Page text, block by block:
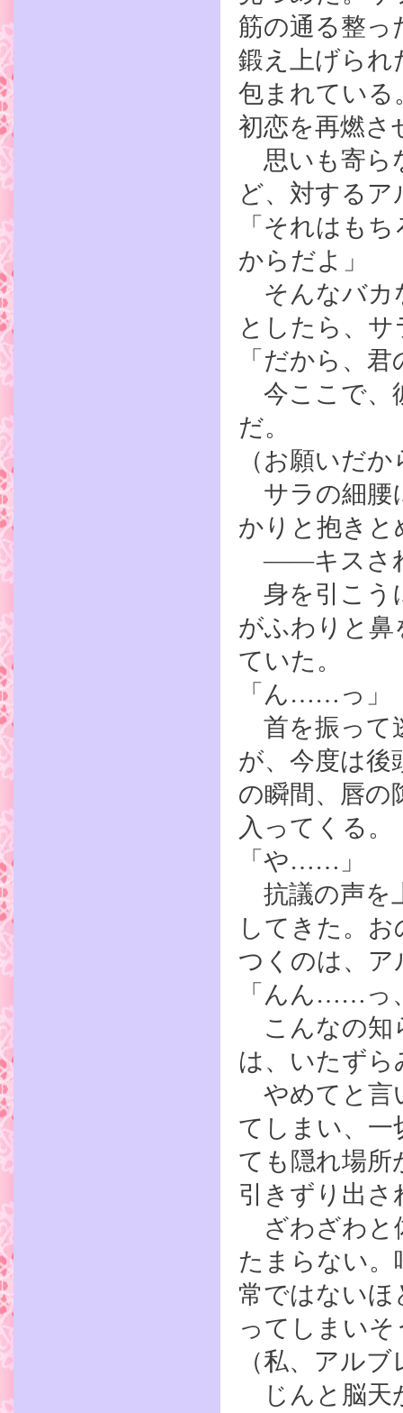
筋の通る整っ
鍛え上げられ
包まれている
初恋を再燃さ
思いも寄ら
ど、対する
「それはも
からだよ」
そんなバカ
としたら、
「だから、
今ここで、
だ。
（お願いだ
サラの細腰
かりと抱きと
――キスさ
身を引こう
がふわりと
ていた。
「ん……っ」
首を振って
が、今度は後
の瞬間、唇の
入ってくる。
「や……」
抗議の声を
してきた。
つくのは、
「んん……っ
こんなの知
は、いたず
やめてと言
てしまい、一
ても隠れ場所
引きずり出さ
ざわざわと
たまらない。
常ではない
ってしまい
（私、アル
じんと脳天